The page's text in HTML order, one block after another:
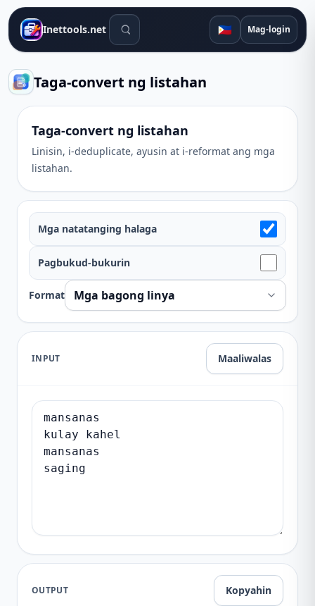
Inettools.net Mga tool sa paghahanap
🇵🇭 Mag-login
Taga-convert ng listahan
Taga-convert ng listahan
Linisin, i-deduplicate, ayusin at i-reformat ang mga
listahan.
Mga natatanging halaga
Pagbukud-bukurin
Format
INPUT Maaliwalas
OUTPUT Kopyahin